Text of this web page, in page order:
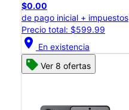
$0.00
de pago inicial + impuestos
Precio total: $599.99
location_on En existencia
Ver 8 ofertas